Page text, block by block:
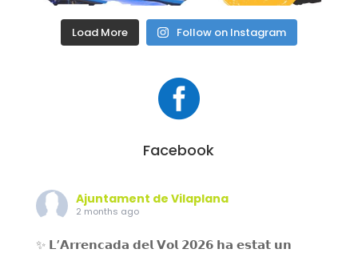
Load More Follow on Instagram

Facebook
Ajuntament de Vilaplana
2 months ago
✨ 𝗟’𝗔𝗿𝗿𝗲𝗻𝗰𝗮𝗱𝗮 𝗱𝗲𝗹 𝗩𝗼𝗹 𝟮𝟬𝟮𝟲 𝗵𝗮 𝗲𝘀𝘁𝗮𝘁 𝘂𝗻